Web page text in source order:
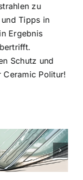
zu
Tipps in
Ergebnis
Schutz und
Politur!
7
Expertentipps
für maximale